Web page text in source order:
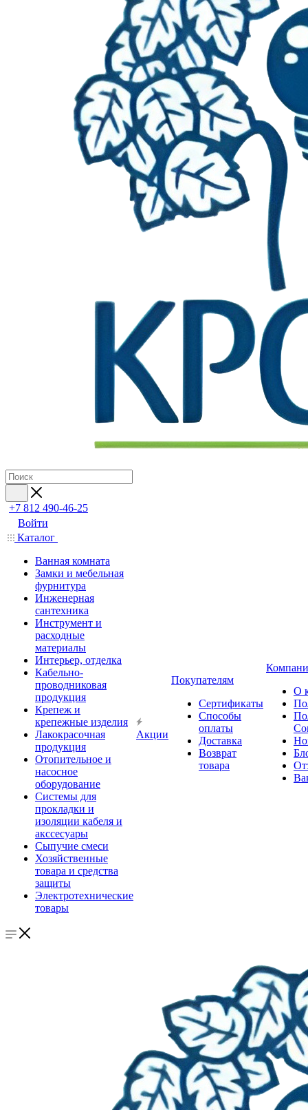
+7 812 490-46-25
Войти
Каталог
Ванная комната
Замки и мебельная
фурнитура
Инженерная
сантехника
Инструмент и
расходные
материалы
Интерьер, отделка
Кабельно-
проводниковая
продукция
Крепеж и
крепежные изделия
Лакокрасочная
продукция
Отопительное и
насосное
оборудование
Системы для
прокладки и
изоляции кабеля и
акссесуары
Сыпучие смеси
Хозяйственные
товара и средства
защиты
Электротехнические
товары
Акции
Покупателям
Сертификаты
Способы
оплаты
Доставка
Возврат
товара
О